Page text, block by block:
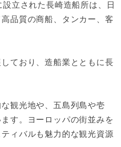
立された長崎造船所は、日
品質の商船、タンカー、客
ており、造船業とともに長
観光地や、五島列島や壱
す。ヨーロッパの街並みを
ィバルも魅力的な観光資源